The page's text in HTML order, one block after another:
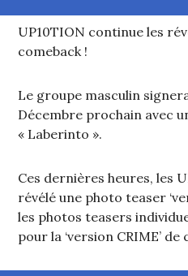
UP10TION continue les
comeback !
Le groupe masculin
Décembre prochain avec
« Laberinto ».
Ces dernières heures, les
révélé une photo teaser
les photos teasers
pour la ‘version CRIME’ de